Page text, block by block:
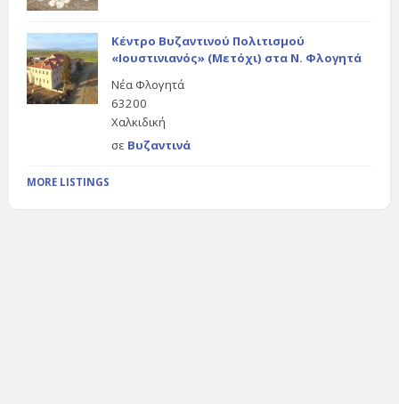
Κέντρο Βυζαντινού Πολιτισμού
«Ιουστινιανός» (Μετόχι) στα Ν. Φλογητά
Νέα Φλογητά
63200
Χαλκιδική
σε Βυζαντινά
MORE LISTINGS